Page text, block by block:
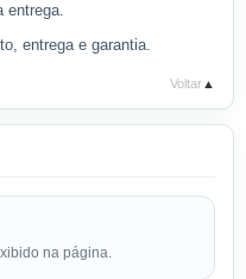
entrega.
entrega e garantia.
Voltar▲
na página.